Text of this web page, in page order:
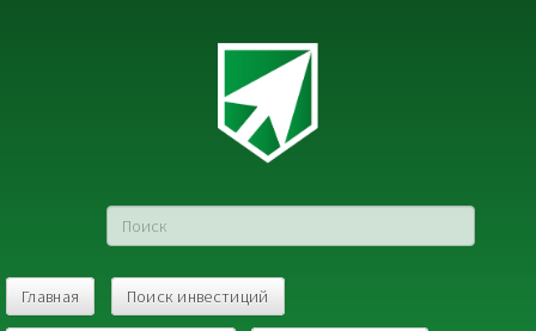
Главная Поиск инвестиций